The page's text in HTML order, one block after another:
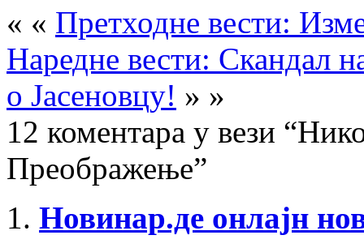
« « Претходне вести:
Наредне вести: Скандал
о Јасеновцу! » »
12 коментара у вези
Преображење”
Новинар.де онлајн